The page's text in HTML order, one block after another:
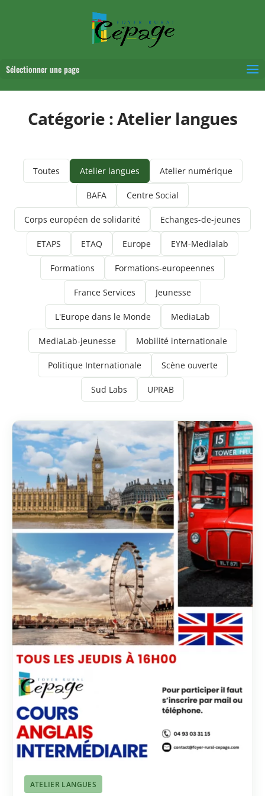
Sélectionner une page
Catégorie :Atelier langues
Toutes Atelier langues Atelier numérique
BAFA Centre Social
Corps européen de solidarité Echanges-de-jeunes
ETAPS ETAQ Europe EYM-Medialab
Formations Formations-europeennes
France Services Jeunesse
L'Europe dans le Monde MediaLab
MediaLab-jeunesse Mobilité internationale
Politique Internationale Scène ouverte
Sud Labs UPRAB
ATELIER LANGUES